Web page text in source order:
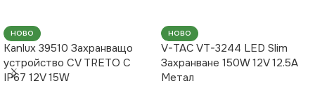
НОВО
Kanlux 39510 Захранващо
устройство CV TRETO C
IP67 12V 15W
НОВО
V-TAC VT-3244 LED Slim
Захранване 150W 12V 12.5A
Метал